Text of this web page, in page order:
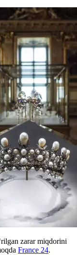
zarar miqdorini
France 24.